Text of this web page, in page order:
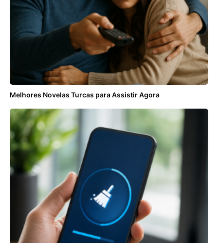
Melhores Novelas Turcas para Assistir Agora